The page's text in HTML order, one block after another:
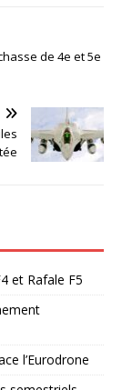
de 4e et 5e
et Rafale F5
l’Eurodrone